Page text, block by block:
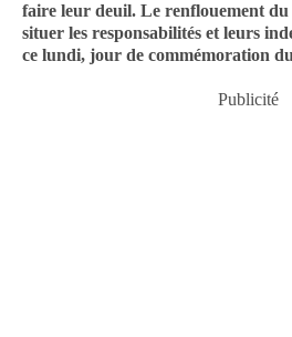
faire leur deuil. Le renflouement
situer les responsabilités et leurs
ce lundi, jour de commémoration
Publicité